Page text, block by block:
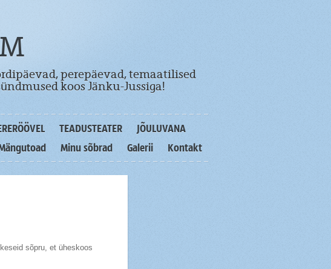
perepäevad, temaatilised
koos Jänku-Jussiga!
TEADUSTEATER
JÕULUVANA
Minu sõbrad Galerii Kontakt
sõpru, et üheskoos